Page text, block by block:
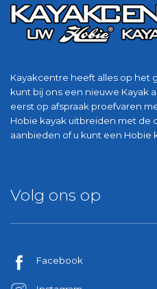
Kayakcentre heeft alles op het
kunt bij ons een nieuwe Kayak
eerst op afspraak proefvaren
Hobie kayak uitbreiden met de
aanbieden of u kunt een Hobie
Volg ons op
Facebook